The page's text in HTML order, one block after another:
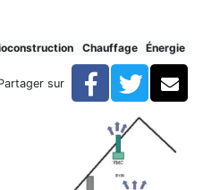
par la SCHL
déconseillé
Chauffage Énergie
sur Facebook